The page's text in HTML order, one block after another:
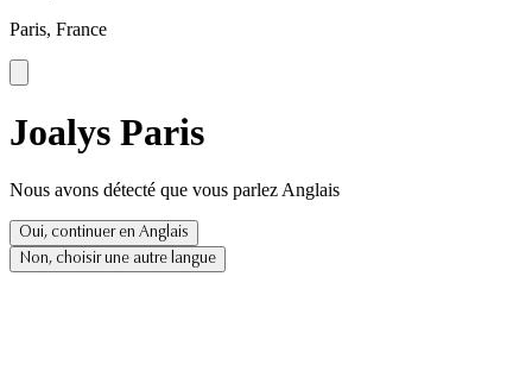
Paris, France
Joalys Paris
Nous avons détecté que vous parlez Anglais
Oui, continuer en Anglais
Non, choisir une autre langue